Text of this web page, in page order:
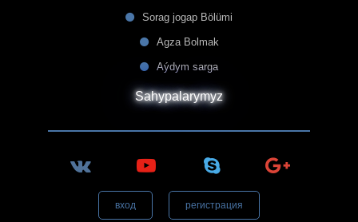
Sorag jogap Bölümi
Agza Bolmak
Aýdym sarga
Sahypalarymyz
вход регистрация